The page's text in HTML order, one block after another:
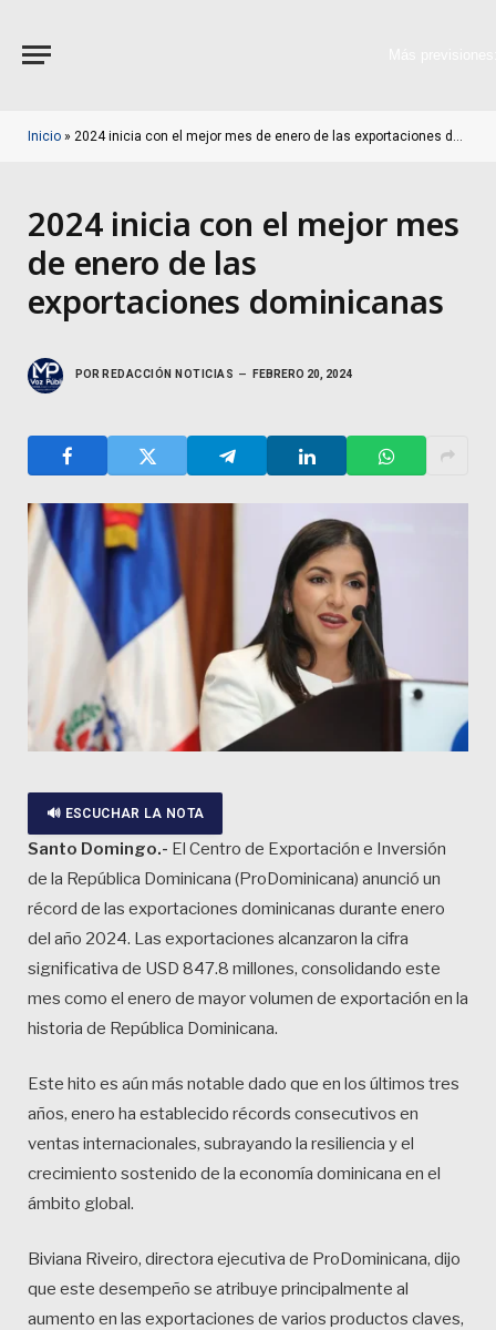
Inicio » 2024 inicia con el mejor mes de enero de las exportaciones dominicanas
2024 inicia con el mejor mes
de enero de las
exportaciones dominicanas
POR REDACCIÓN NOTICIAS FEBRERO 20, 2024
🔊 ESCUCHAR LA NOTA
Santo Domingo.- El Centro de Exportación e Inversión
de la República Dominicana (ProDominicana) anunció un
récord de las exportaciones dominicanas durante enero
del año 2024. Las exportaciones alcanzaron la cifra
significativa de USD 847.8 millones, consolidando este
mes como el enero de mayor volumen de exportación en la
historia de República Dominicana.
Este hito es aún más notable dado que en los últimos tres
años, enero ha establecido récords consecutivos en
ventas internacionales, subrayando la resiliencia y el
crecimiento sostenido de la economía dominicana en el
ámbito global.
Biviana Riveiro, directora ejecutiva de ProDominicana, dijo
que este desempeño se atribuye principalmente al
aumento en las exportaciones de varios productos claves,